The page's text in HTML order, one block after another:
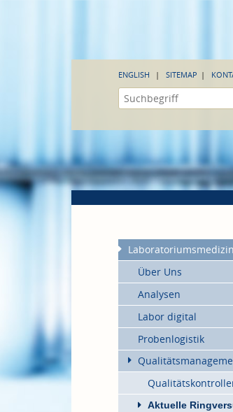
ENGLISH SITEMAP
Laboratoriumsmedizin
Über Uns
Analysen
Labor digital
Probenlogistik
Aktuelle